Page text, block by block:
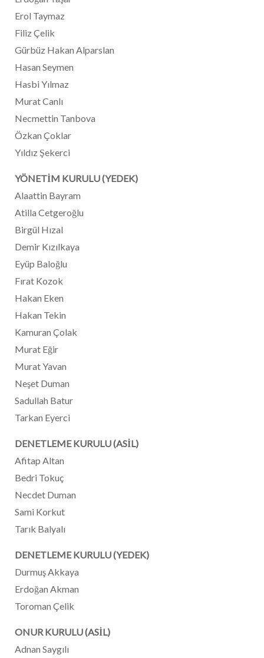
Erol Taymaz
Filiz Çelik
Gürbüz Hakan Alparslan
Hasan Seymen
Hasbi Yılmaz
Murat Canlı
Necmettin Tanbova
Özkan Çoklar
Yıldız Şekerci
YÖNETİM KURULU (YEDEK)
Alaattin Bayram
Atilla Cetgeroğlu
Birgül Hızal
Demir Kızılkaya
Eyüp Baloğlu
Fırat Kozok
Hakan Eken
Hakan Tekin
Kamuran Çolak
Murat Eğir
Murat Yavan
Neşet Duman
Sadullah Batur
Tarkan Eyerci
DENETLEME KURULU (ASİL)
Afitap Altan
Bedri Tokuç
Necdet Duman
Sami Korkut
Tarık Balyalı
DENETLEME KURULU (YEDEK)
Durmuş Akkaya
Erdoğan Akman
Toroman Çelik
ONUR KURULU (ASİL)
Adnan Saygılı